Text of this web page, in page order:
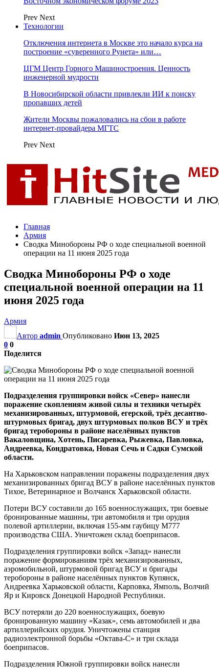
Prev Next
Технологии
Отключения интернета в Москве это начало курса на
построение «суверенного Рунета» или…
ЦГМ Центр Горного Машиностроения. Ценность
инженерной мудрости
В Новосибирской области привлекли ИИ к поиску
пропавших детей
Жители Москвы пожаловались на сбои в работе
интернет-провайдера МГТС
Prev Next
Главная
Армия
Сводка Минобороны РФ о ходе специальной военной
операции на 11 июня 2025 года
Сводка Минобороны РФ о ходе
специальной военной операции на 11
июня 2025 года
Армия
Автор admin Опубликовано Июн 13, 2025
0 0
Поделится
Подразделения группировки войск «Север» нанесли
поражение скоплениям живой силы и техники четырёх
механизированных, штурмовой, егерской, трёх десантно-
штурмовых бригад, двух штурмовых полков ВСУ и трёх
бригад теробороны в районе населённых пунктов
Вакаловщина, Хотень, Писаревка, Рыжевка, Павловка,
Андреевка, Кондратовка, Новая Сечь и Садки Сумской
области.
На Харьковском направлении поражены подразделения двух
механизированных бригад ВСУ в районе населённых пунктов
Тихое, Ветеринарное и Волчанск Харьковской области.
Потери ВСУ составили до 165 военнослужащих, три боевые
бронированные машины, три автомобиля и три орудия
полевой артиллерии, включая 155-мм гаубицу М777
производства США. Уничтожен склад боеприпасов.
Подразделения группировки войск «Запад» нанесли
поражение формированиям трёх механизированных,
аэромобильной, штурмовой бригад ВСУ и бригады
теробороны в районе населённых пунктов Купянск,
Андреевка Харьковской области, Карповка, Ямполь, Волчий
Яр и Кировск Донецкой Народной Республики.
ВСУ потеряли до 220 военнослужащих, боевую
бронированную машину «Казак», семь автомобилей и два
артиллерийских орудия. Уничтожены станция
радиоэлектронной борьбы «Октава-С» и три склада
боеприпасов.
Подразделения Южной группировки войск нанесли